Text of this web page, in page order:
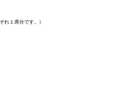
れ１席分です。）